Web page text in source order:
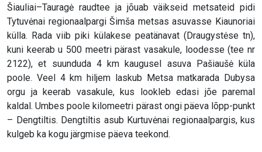
Šiauliai–Tauragė raudtee ja jõuab väikseid metsateid pidi
Tytuvėnai regionaalpargi Šimša metsas asuvasse Kiaunoriai
külla. Rada viib piki külakese peatänavat (Draugystėse tn),
kuni keerab u 500 meetri pärast vasakule, loodesse (tee nr
2122), et suunduda 4 km kaugusel asuva Pašiaušė küla
poole. Veel 4 km hiljem laskub Metsa matkarada Dubysa
orgu ja keerab vasakule, kus lookleb edasi jõe paremal
kaldal. Umbes poole kilomeetri pärast ongi päeva lõpp-punkt
– Dengtiltis. Dengtiltis asub Kurtuvėnai regionaalpargis, kus
kulgeb ka kogu järgmise päeva teekond.